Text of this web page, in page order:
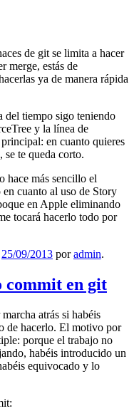
de git se limita a hacer
merge, estás de
ya de manera rápida
del tiempo sigo teniendo
y la línea de
en cuanto quieres
se te queda corto.
hace más sencillo el
cuanto al uso de Story
en Apple eliminando
tocará hacerlo todo por
25/09/2013 poradmin.
commit en git
atrás si habéis
de hacerlo. El motivo por
porque el trabajo no
habéis introducido un
equivocado y lo